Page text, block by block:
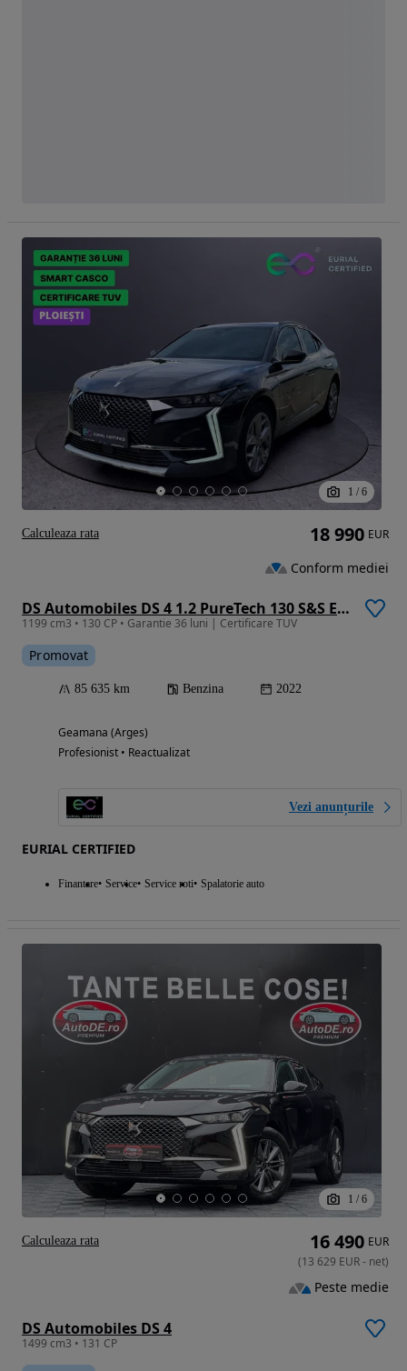
1 / 6
DS Automobiles DS 4 1.2 PureTech 130 S&S EAT8 TROCADERO
1199 cm3 • 130 CP • Garantie 36 luni | Certificare TUV
Promovat
85 635 km Benzina 2022
Geamana (Arges)
Profesionist • Reactualizat
Vezi anunțurile
EURIAL CERTIFIED
Finantare Service Service roti Spalatorie auto
18 990 EUR
Conform mediei
Calculeaza rata
1 / 6
DS Automobiles DS 4
1499 cm3 • 131 CP
16 490 EUR
(13 629 EUR- net)
Peste medie
Calculeaza rata